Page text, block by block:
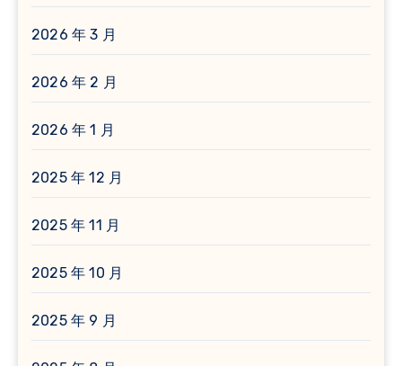
2026 年 3 月
2026 年 2 月
2026 年 1 月
2025 年 12 月
2025 年 11 月
2025 年 10 月
2025 年 9 月